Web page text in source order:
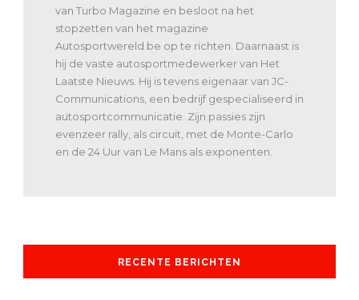
van Turbo Magazine en besloot na het
stopzetten van het magazine
Autosportwereld.be op te richten. Daarnaast is
hij de vaste autosportmedewerker van Het
Laatste Nieuws. Hij is tevens eigenaar van JC-
Communications, een bedrijf gespecialiseerd in
autosportcommunicatie. Zijn passies zijn
evenzeer rally, als circuit, met de Monte-Carlo
en de 24 Uur van Le Mans als exponenten.
RECENTE BERICHTEN